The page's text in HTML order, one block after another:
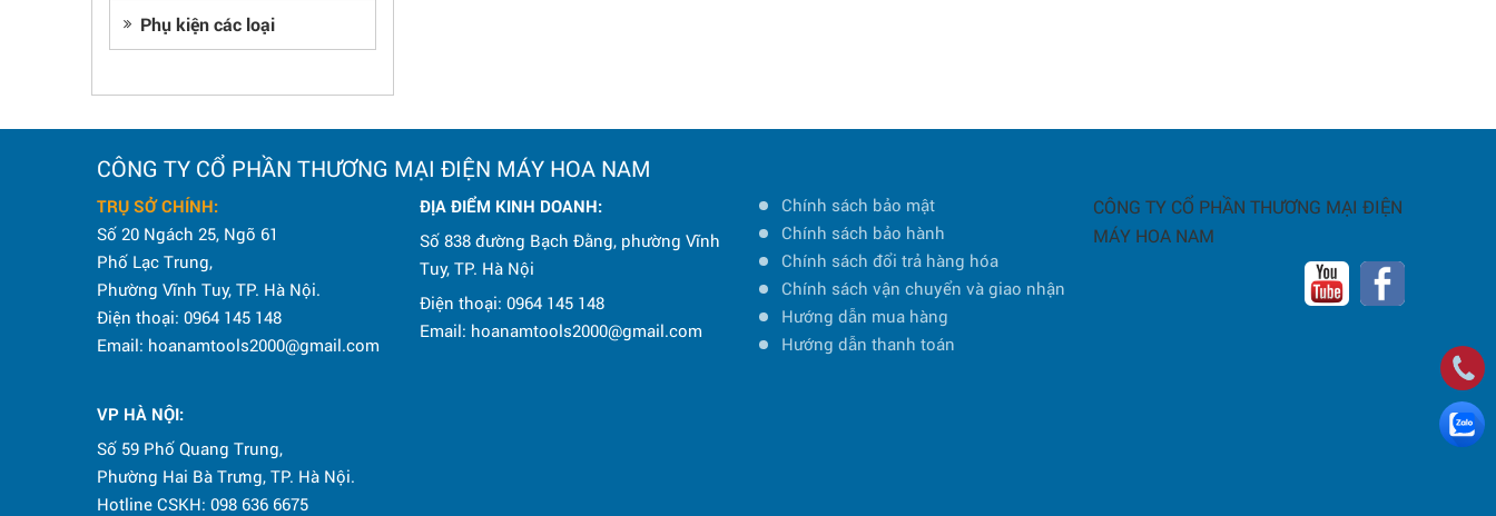
Phụ kiện các loại
CÔNG TY CỔ PHẦN THƯƠNG MẠI ĐIỆN MÁY HOA NAM
TRỤ SỞ CHÍNH:
Số 20 Ngách 25, Ngõ 61
Phố Lạc Trung,
Phường Vĩnh Tuy, TP. Hà Nội.
Điện thoại: 0964 145 148
Email: hoanamtools2000@gmail.com
VP HÀ NỘI:
Số 59 Phố Quang Trung,
Phường Hai Bà Trưng, TP. Hà Nội.
Hotline CSKH: 098 636 6675
ĐỊA ĐIỂM KINH DOANH:
Số 838 đường Bạch Đằng, phường Vĩnh
Tuy, TP. Hà Nội
Điện thoại: 0964 145 148
Email: hoanamtools2000@gmail.com
Chính sách bảo mật
Chính sách bảo hành
Chính sách đổi trả hàng hóa
Chính sách vận chuyển và giao nhận
Hướng dẫn mua hàng
Hướng dẫn thanh toán
CÔNG TY CỔ PHẦN THƯƠNG MẠI ĐIỆN
MÁY HOA NAM